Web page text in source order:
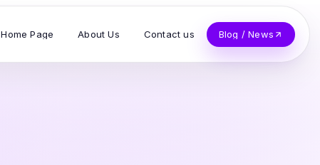
Home Page About Us Contact us Blog / News